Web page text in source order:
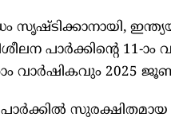
പാർക്കിൻ്റെ 11-ാം
വാർഷികവും
പാർക്കിൽ